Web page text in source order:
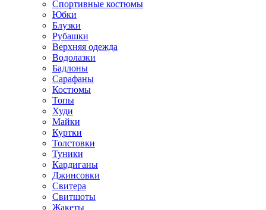
Спортивные костюмы
Юбки
Блузки
Рубашки
Верхняя одежда
Водолазки
Бадлоны
Сарафаны
Костюмы
Топы
Худи
Майки
Куртки
Толстовки
Туники
Кардиганы
Джинсовки
Свитера
Свитшоты
Жакеты